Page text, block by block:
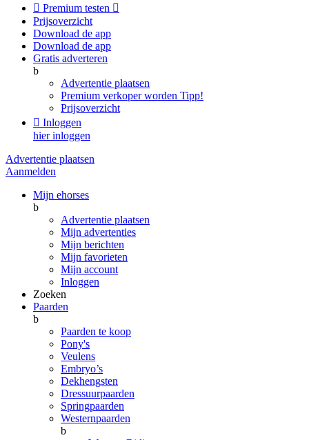
 Premium testen 
Prijsoverzicht
Download de app
Download de app
Gratis adverteren
b
Advertentie plaatsen
Premium verkoper worden Tipp!
Prijsoverzicht
 Inloggen
hier inloggen
Advertentie plaatsen
Aanmelden
Mijn ehorses
b
Advertentie plaatsen
Mijn advertenties
Mijn berichten
Mijn favorieten
Mijn account
Inloggen
Zoeken
Paarden
b
Paarden te koop
Pony's
Veulens
Embryo’s
Dekhengsten
Dressuurpaarden
Springpaarden
Westernpaarden
b